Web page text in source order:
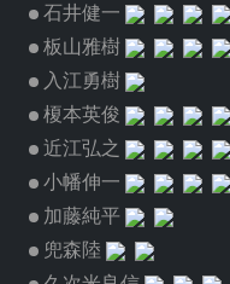
石井健一
板山雅樹
入江勇樹
榎本英俊
近江弘之
小幡伸一
加藤純平
兜森陸